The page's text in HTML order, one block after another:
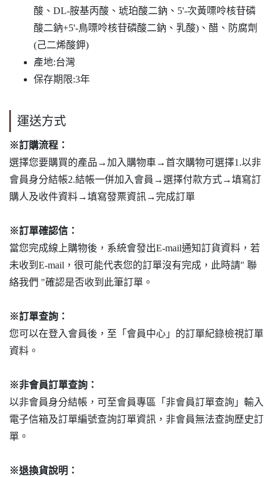
酸、DL-胺基丙酸、琥珀酸二鈉、5'-次黃嘌呤核苷磷
酸二鈉+5'-鳥嘌呤核苷磷酸二鈉、乳酸)、醋、防腐劑
(己二烯酸鉀)
產地:台灣
保存期限:3年
運送方式
※訂購流程：
選擇您要購買的產品→加入購物車→首次購物可選擇1.以非
會員身分結帳2.結帳一併加入會員→選擇付款方式→填寫訂
購人及收件資料→填寫發票資訊→完成訂單
※訂單確認信：
當您完成線上購物後，系統會發出E-mail通知訂貨資料，若
未收到E-mail，很可能代表您的訂單沒有完成，此時請" 聯
絡我們 "確認是否收到此筆訂單。
※訂單查詢：
您可以在登入會員後，至「會員中心」的訂單紀錄檢視訂單
資料。
※非會員訂單查詢：
以非會員身分結帳，可至會員專區「非會員訂單查詢」輸入
電子信箱及訂單編號查詢訂單資訊，非會員無法查詢歷史訂
單。
※退換貨說明：